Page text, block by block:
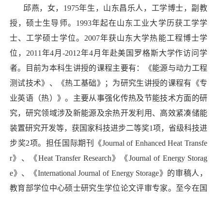
邱燕，女， 1975年生，山东昌乐人，工学博士，副教
授，硕士生导师。 1993年起在山东工业大学历获工学学
士、工学硕士学位。 2007年获山东大学热能工程博士学
位， 2011 年4月-2012年4月年赴美国罗格斯大学作访问学
者。目前为本科生讲授的课程主要有：《能源与动力工程
测试技术》、《热工基础》；为研究生讲授的课程有《专
业英语（热）》。主要从事强化传热及节能技术方面的研
究，研究领域涉及新能源及余热开发利用、高效紧凑储能
装置研究开发等，获国家科技进步二等奖1项，省级科技进
步奖2项。担任国际期刊《Journal of Enhanced Heat Transfe
r》、《Heat Transfer Research》《Journal of Energy Storag
e》、《International Journal of Energy Storage》的审稿人，
教育部学位中心硕士研究生学位论文评审专家。至今在国